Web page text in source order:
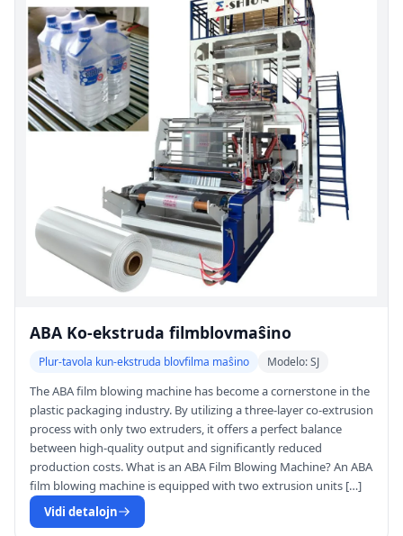
ABA Ko-ekstruda filmblovmaŝino
Plur-tavola kun-ekstruda blovfilma maŝino Modelo: SJ
The ABA film blowing machine has become a cornerstone in the
plastic packaging industry. By utilizing a three-layer co-extrusion
process with only two extruders, it offers a perfect balance
between high-quality output and significantly reduced
production costs. What is an ABA Film Blowing Machine? An ABA
film blowing machine is equipped with two extrusion units […]
Vidi detalojn